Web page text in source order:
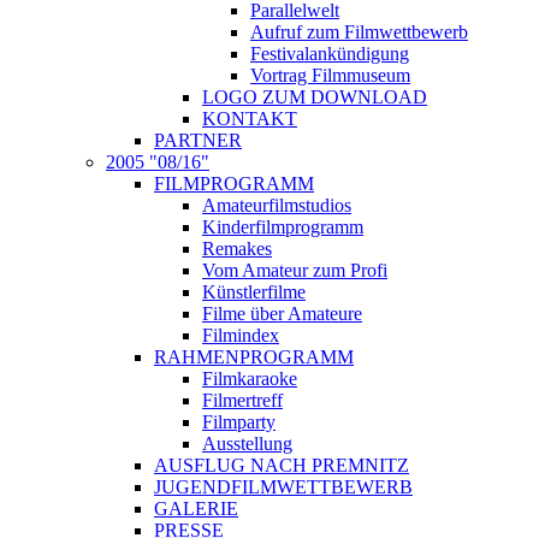
Parallelwelt
Aufruf zum Filmwettbewerb
Festivalankündigung
Vortrag Filmmuseum
LOGO ZUM DOWNLOAD
KONTAKT
PARTNER
2005 "08/16"
FILMPROGRAMM
Amateurfilmstudios
Kinderfilmprogramm
Remakes
Vom Amateur zum Profi
Künstlerfilme
Filme über Amateure
Filmindex
RAHMENPROGRAMM
Filmkaraoke
Filmertreff
Filmparty
Ausstellung
AUSFLUG NACH PREMNITZ
JUGENDFILMWETTBEWERB
GALERIE
PRESSE